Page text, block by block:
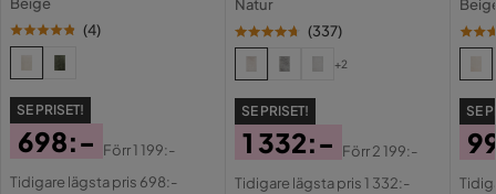
Färg: Grå
Utomhus: Ja
Tjocklek: 6 mm
(4)
SE PRISET!
Pris
698:-
Original
Förr1 199:-
Tidigare lägsta pris 698:-
Natur
(337)
+2
SE PRISET!
Pris
1 332:-
Original
Förr2 199:-
Tidigare lägsta pris 1 332:-
SE